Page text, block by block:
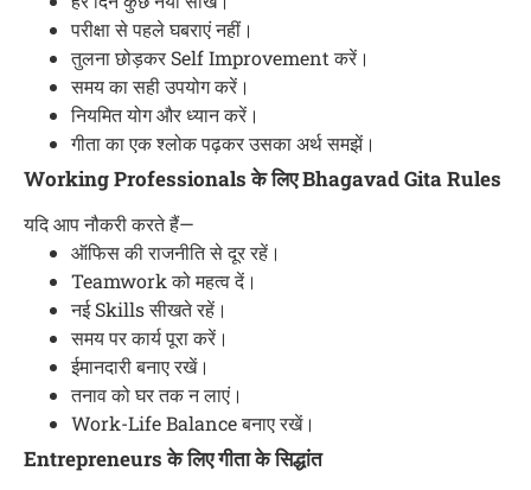
परीक्षा से पहले घबराएं नहीं।
तुलना छोड़कर Self Improvement करें।
समय का सही उपयोग करें।
नियमित योग और ध्यान करें।
गीता का एक श्लोक पढ़कर उसका अर्थ समझें।
Working Professionals के लिए Bhagavad Gita Rules
यदि आप नौकरी करते हैं—
ऑफिस की राजनीति से दूर रहें।
Teamwork को महत्व दें।
नई Skills सीखते रहें।
समय पर कार्य पूरा करें।
ईमानदारी बनाए रखें।
तनाव को घर तक न लाएं।
Work-Life Balance बनाए रखें।
Entrepreneurs के लिए गीता के सिद्धांत